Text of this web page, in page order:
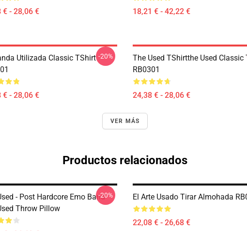
€ - 28,06 € 18,21 € - 42,22 €
Utilizada Classic TShirt
€ - 28,06 €
-20%
The Used TShirtthe Used Classic
RB0301
24,38 € - 28,06 €
VER MÁS
Productos relacionados
- Post Hardcore Emo Band
Throw Pillow
-20% El Arte Usado Tirar Almohada
22,08 € - 26,68 €